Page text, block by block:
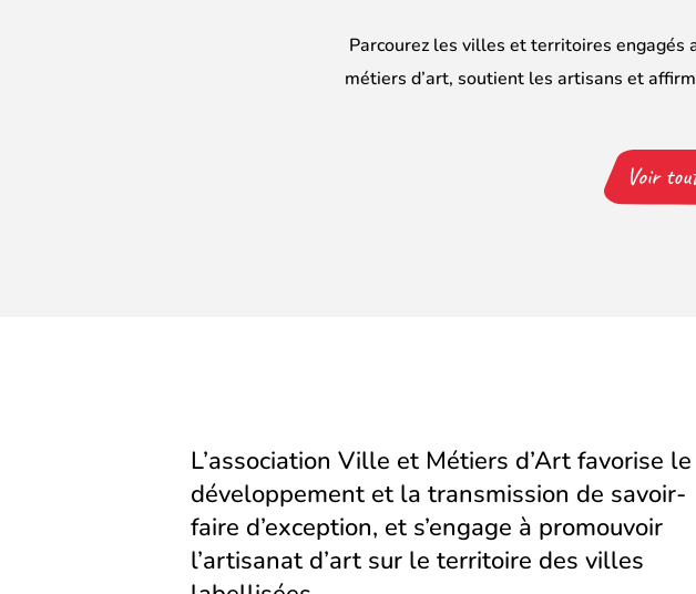
Parcourez les villes et territoires engagés
métiers d’art, soutient les artisans et
Voir
L’association Ville et Métiers d’Art favorise le
développement et la transmission de savoir-
faire d’exception, et s’engage à promouvoir
l’artisanat d’art sur le territoire des villes